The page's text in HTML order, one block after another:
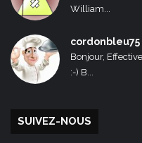
William...
cordonbleu75
Bonjour,
:-) B...
SUIVEZ-NOUS